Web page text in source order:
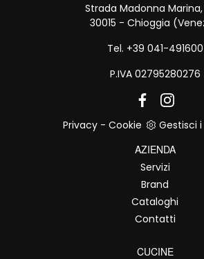
Strada Madonna
30015 - Chioggia
Tel. +39 041-491600
P.IVA 02795280276
Privacy- Cookie
Gestisci
AZIENDA
Servizi
Brand
Cataloghi
Contatti
CUCINE